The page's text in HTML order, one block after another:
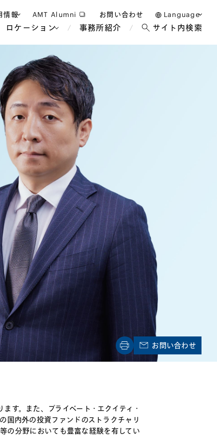
情報
ッフ採用
AMT Alumni お問い合わせ Language
日本語
ンターテイン
ジメント
ギー
事業再生・倒産
国際通商および経済安全保
障
海外法務
サステナビリティ法務
パレル
子機器
ンフラ
ホテル・レジャー・カジノ
教育・人材
政府・地方公共団体・公的
機関
FinTech
デジタル
航空・宇宙
AI・テクノロジー
アフリカ
ロケーション
バンコク
ジャカルタ
マレーシア
ロンドン
ブリュッセル
パリ
事務所紹介 サイト内検索
お問い合わせ
す。また、プライベート・エクイティ・
国内外の投資ファンドのストラクチャリ
の分野においても豊富な経験を有してい